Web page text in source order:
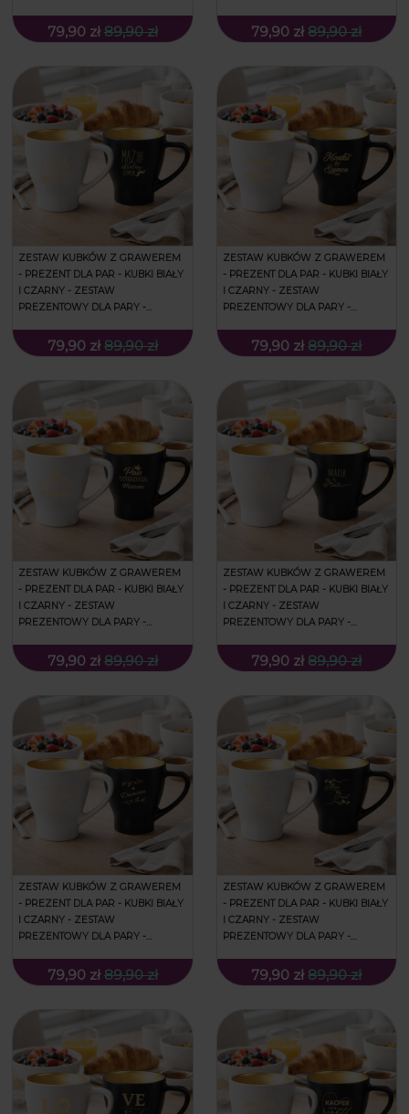
GOŁĄBKI79,90 zł 89,90 zł
GOŁĘBIE79,90 zł 89,90 zł
ZESTAW KUBKÓW Z GRAWEREM
- PREZENT DLA PAR - KUBKI BIAŁY
I CZARNY - ZESTAW
PREZENTOWY DLA PARY -
IDEALNI79,90 zł 89,90 zł
ZESTAW KUBKÓW Z GRAWEREM
- PREZENT DLA PAR - KUBKI BIAŁY
I CZARNY - ZESTAW
PREZENTOWY DLA PARY -
IMIONA79,90 zł 89,90 zł
ZESTAW KUBKÓW Z GRAWEREM
- PREZENT DLA PAR - KUBKI BIAŁY
I CZARNY - ZESTAW
PREZENTOWY DLA PARY -
KORONA79,90 zł 89,90 zł
ZESTAW KUBKÓW Z GRAWEREM
- PREZENT DLA PAR - KUBKI BIAŁY
I CZARNY - ZESTAW
PREZENTOWY DLA PARY -
KWIATY79,90 zł 89,90 zł
ZESTAW KUBKÓW Z GRAWEREM
- PREZENT DLA PAR - KUBKI BIAŁY
I CZARNY - ZESTAW
PREZENTOWY DLA PARY -
79,90 zł 89,90 zł
ZESTAW KUBKÓW Z GRAWEREM
- PREZENT DLA PAR - KUBKI BIAŁY
I CZARNY - ZESTAW
PREZENTOWY DLA PARY -
79,90 zł 89,90 zł